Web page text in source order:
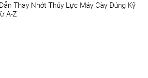
Thay Nhớt Thủy Lực Máy Cày Đúng Kỹ
A-Z